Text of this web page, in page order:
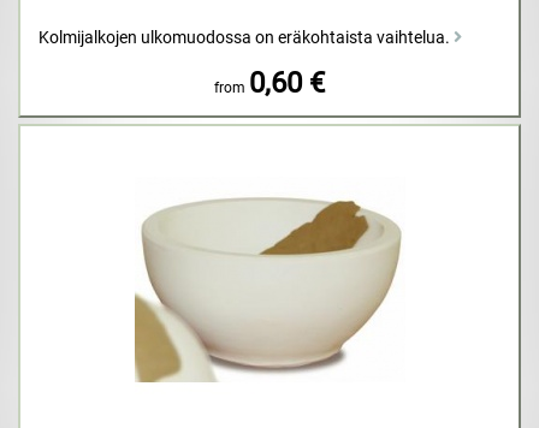
Kolmijalkojen ulkomuodossa on eräkohtaista vaihtelua.
from 0,60 €